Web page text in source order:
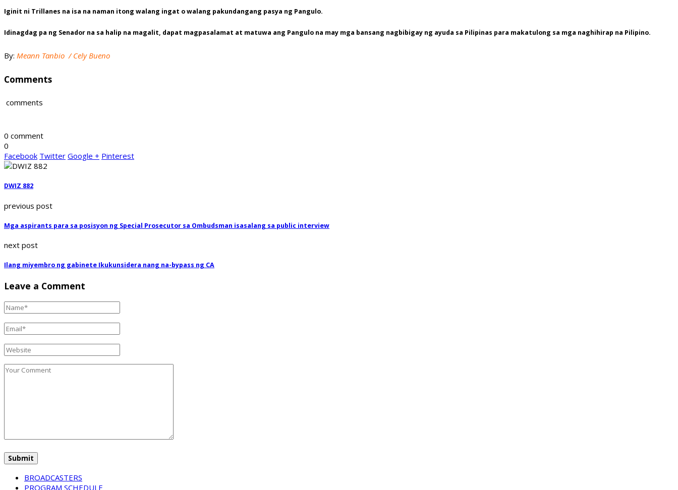
Iginit ni Trillanes na isa na naman itong walang ingat o walang pakundangang pasya ng Pangulo.
Idinagdag pa ng Senador na sa halip na magalit, dapat magpasalamat at matuwa ang Pangulo na may mga bansang nagbibigay ng ayuda sa Pilipinas para makatulong sa mga naghihirap na Pilipino.
By: Meann Tanbio / Cely Bueno
Comments
comments
0 comment
0
Facebook Twitter Google + Pinterest
DWIZ 882
previous post
Mga aspirants para sa posisyon ng Special Prosecutor sa Ombudsman isasalang sa public interview
next post
Ilang miyembro ng gabinete Ikukunsidera nang na-bypass ng CA
Leave a Comment
BROADCASTERS
PROGRAM SCHEDULE